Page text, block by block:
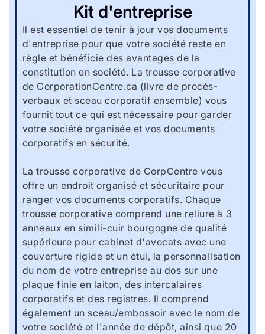
Kit d'entreprise
Il est essentiel de tenir à jour vos documents
d'entreprise pour que votre société reste en
règle et bénéficie des avantages de la
constitution en société. La trousse corporative
de CorporationCentre.ca (livre de procès-
verbaux et sceau corporatif ensemble) vous
fournit tout ce qui est nécessaire pour garder
votre société organisée et vos documents
corporatifs en sécurité.
La trousse corporative de CorpCentre vous
offre un endroit organisé et sécuritaire pour
ranger vos documents corporatifs. Chaque
trousse corporative comprend une reliure à 3
anneaux en simili-cuir bourgogne de qualité
supérieure pour cabinet d'avocats avec une
couverture rigide et un étui, la personnalisation
du nom de votre entreprise au dos sur une
plaque finie en laiton, des intercalaires
corporatifs et des registres. Il comprend
également un sceau/embossoir avec le nom de
votre société et l'année de dépôt, ainsi que 20